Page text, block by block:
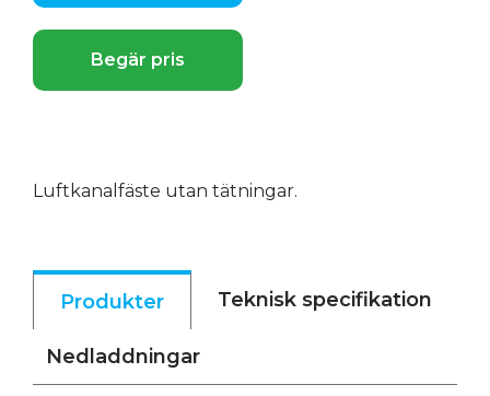
Begär pris
Luftkanalfäste utan tätningar.
Produkter Teknisk specifikation
Nedladdningar